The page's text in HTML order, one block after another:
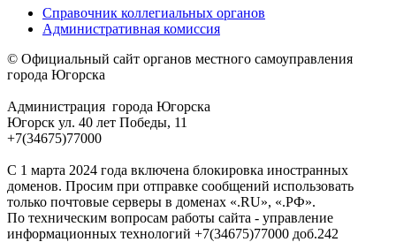
Справочник коллегиальных органов
Административная комиссия
© Официальный сайт органов местного самоуправления
города Югорска
Администрация города Югорска
Югорск ул. 40 лет Победы, 11
+7(34675)77000
С 1 марта 2024 года включена блокировка иностранных
доменов. Просим при отправке сообщений использовать
только почтовые серверы в доменах «.RU», «.РФ».
По техническим вопросам работы сайта - управление
информационных технологий +7(34675)77000 доб.242